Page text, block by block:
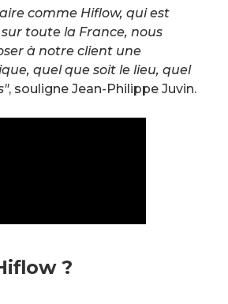
comme Hiflow, qui est
toute la France, nous
à notre client une
quel que soit le lieu, quel
, souligne Jean-Philippe Juvin.
?